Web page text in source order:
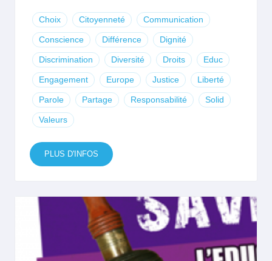
Choix Citoyenneté Communication
Conscience Différence Dignité
Discrimination Diversité Droits Educ
Engagement Europe Justice Liberté
Parole Partage Responsabilité Solid
Valeurs
PLUS D'INFOS